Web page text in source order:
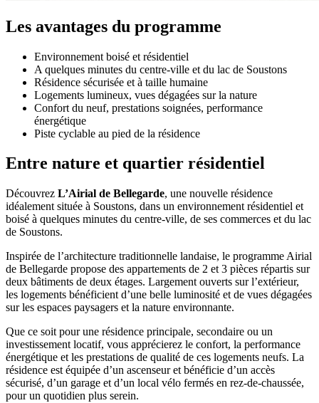
Les avantages du programme
Environnement boisé et résidentiel
A quelques minutes du centre-ville et du lac de Soustons
Résidence sécurisée et à taille humaine
Logements lumineux, vues dégagées sur la nature
Confort du neuf, prestations soignées, performance
énergétique
Piste cyclable au pied de la résidence
Entre nature et quartier résidentiel
Découvrez L’Airial de Bellegarde, une nouvelle résidence
idéalement située à Soustons, dans un environnement résidentiel et
boisé à quelques minutes du centre-ville, de ses commerces et du lac
de Soustons.
Inspirée de l’architecture traditionnelle landaise, le programme Airial
de Bellegarde propose des appartements de 2 et 3 pièces répartis sur
deux bâtiments de deux étages. Largement ouverts sur l’extérieur,
les logements bénéficient d’une belle luminosité et de vues dégagées
sur les espaces paysagers et la nature environnante.
Que ce soit pour une résidence principale, secondaire ou un
investissement locatif, vous apprécierez le confort, la performance
énergétique et les prestations de qualité de ces logements neufs. La
résidence est équipée d’un ascenseur et bénéficie d’un accès
sécurisé, d’un garage et d’un local vélo fermés en rez-de-chaussée,
pour un quotidien plus serein.